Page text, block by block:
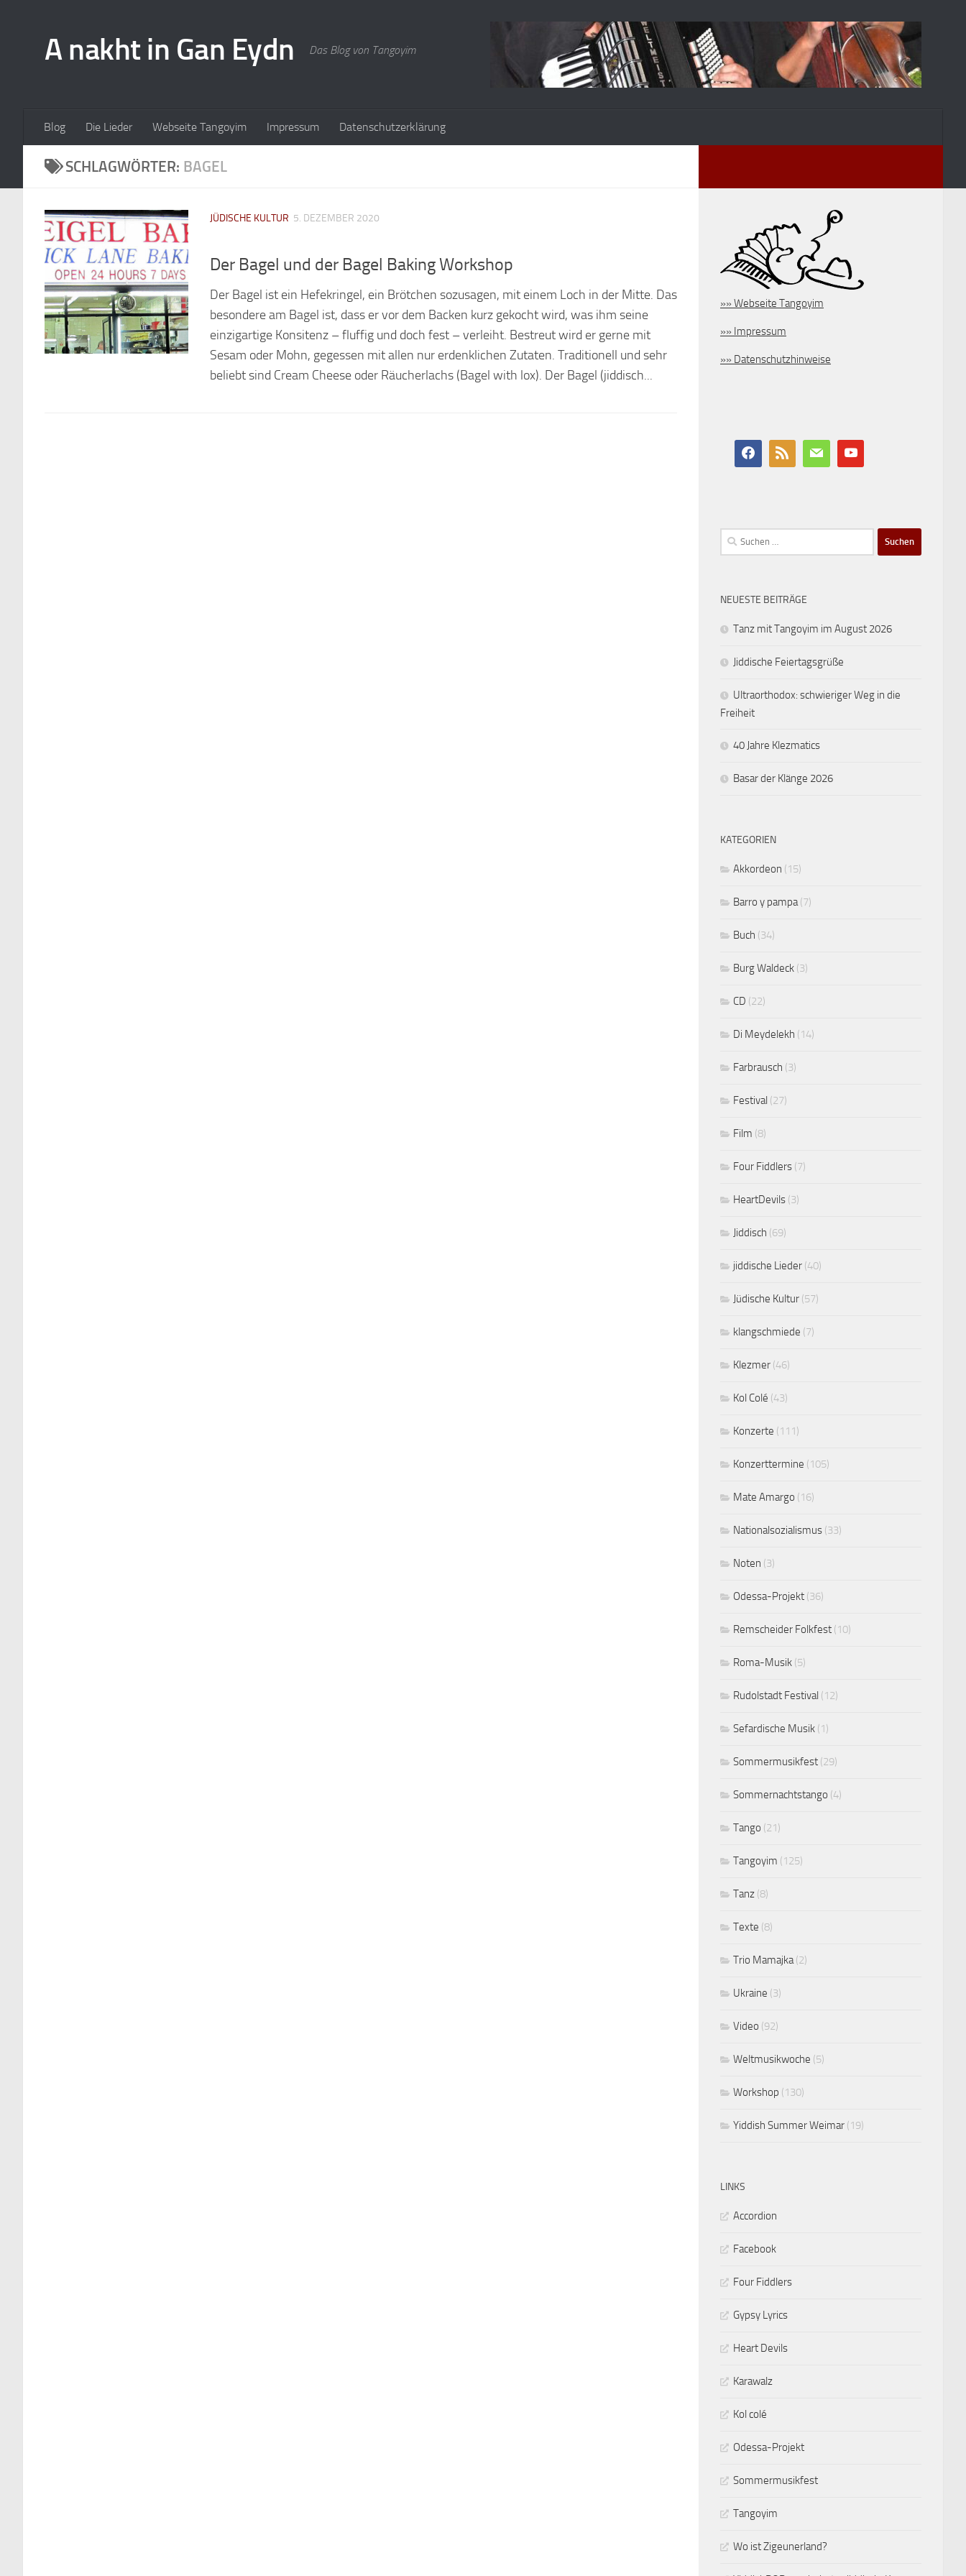
A nakht in Gan Eydn Das Blog von Tangoyim
Blog Die Lieder Webseite Tangoyim Impressum Datenschutzerklärung
SCHLAGWÖRTER: BAGEL
JÜDISCHE KULTUR 5. DEZEMBER 2020
Der Bagel und der Bagel Baking Workshop
Der Bagel ist ein Hefekringel, ein Brötchen sozusagen, mit einem Loch in der Mitte. Das
besondere am Bagel ist, dass er vor dem Backen kurz gekocht wird, was ihm seine
einzigartige Konsitenz – fluffig und doch fest – verleiht. Bestreut wird er gerne mit
Sesam oder Mohn, gegessen mit allen nur erdenklichen Zutaten. Traditionell und sehr
beliebt sind Cream Cheese oder Räucherlachs (Bagel with lox). Der Bagel (jiddisch...
»» Webseite Tangoyim
»» Impressum
»» Datenschutzhinweise
Suchen
nach:
NEUESTE BEITRÄGE
Tanz mit Tangoyim im August 2026
Jiddische Feiertagsgrüße
Ultraorthodox: schwieriger Weg in die
Freiheit
40 Jahre Klezmatics
Basar der Klänge 2026
KATEGORIEN
Akkordeon (15)
Barro y pampa (7)
Buch (34)
Burg Waldeck (3)
CD (22)
Di Meydelekh (14)
Farbrausch (3)
Festival (27)
Film (8)
Four Fiddlers (7)
HeartDevils (3)
Jiddisch (69)
jiddische Lieder (40)
Jüdische Kultur (57)
klangschmiede (7)
Klezmer (46)
Kol Colé (43)
Konzerte (111)
Konzerttermine (105)
Mate Amargo (16)
Nationalsozialismus (33)
Noten (3)
Odessa-Projekt (36)
Remscheider Folkfest (10)
Roma-Musik (5)
Rudolstadt Festival (12)
Sefardische Musik (1)
Sommermusikfest (29)
Sommernachtstango (4)
Tango (21)
Tangoyim (125)
Tanz (8)
Texte (8)
Trio Mamajka (2)
Ukraine (3)
Video (92)
Weltmusikwoche (5)
Workshop (130)
Yiddish Summer Weimar (19)
LINKS
Accordion
Facebook
Four Fiddlers
Gypsy Lyrics
Heart Devils
Karawalz
Kol colé
Odessa-Projekt
Sommermusikfest
Tangoyim
Wo ist Zigeunerland?